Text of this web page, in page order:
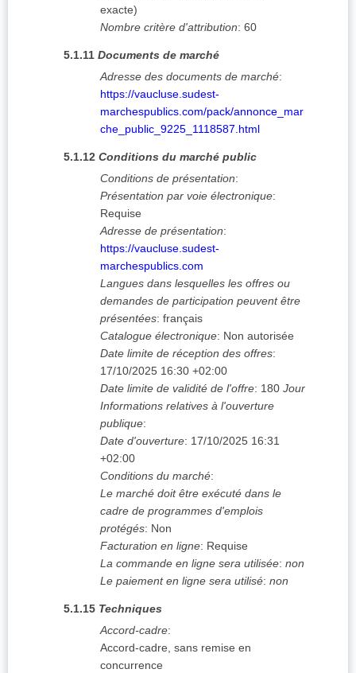
exacte)
Nombre critère d'attribution: 60
5.1.11 Documents de marché
Adresse des documents de marché:
https://vaucluse.sudest-
marchespublics.com/pack/annonce_mar
che_public_9225_1118587.html
5.1.12 Conditions du marché public
Conditions de présentation:
Présentation par voie électronique:
Requise
Adresse de présentation:
https://vaucluse.sudest-
marchespublics.com
Langues dans lesquelles les offres ou
demandes de participation peuvent être
présentées: français
Catalogue électronique: Non autorisée
Date limite de réception des offres:
17/10/2025 16:30 +02:00
Date limite de validité de l'offre: 180 Jour
Informations relatives à l'ouverture
publique:
Date d'ouverture: 17/10/2025 16:31
+02:00
Conditions du marché:
Le marché doit être exécuté dans le
cadre de programmes d'emplois
protégés: Non
Facturation en ligne: Requise
La commande en ligne sera utilisée: non
Le paiement en ligne sera utilisé: non
5.1.15 Techniques
Accord-cadre:
Accord-cadre, sans remise en
concurrence